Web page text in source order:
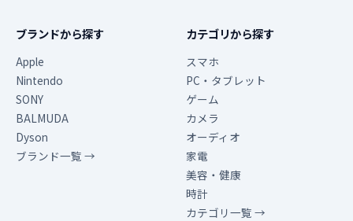
ブランドから探す
Apple
Nintendo
SONY
BALMUDA
Dyson
ブランド一覧 →
カテゴリから探す
スマホ
PC・タブレット
ゲーム
カメラ
オーディオ
家電
美容・健康
時計
カテゴリ一覧 →